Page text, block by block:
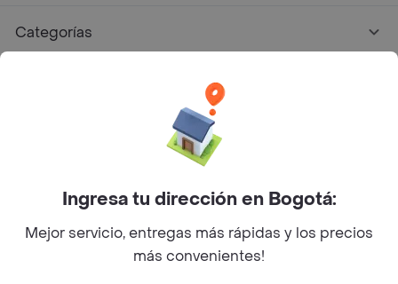
Categorías
Facebook
Twitter
Instagram
©2026Rappi Inc. All rights reserved.
Ingresa tu dirección en Bogotá:
Mejor servicio, entregas más rápidas y los precios
más convenientes!